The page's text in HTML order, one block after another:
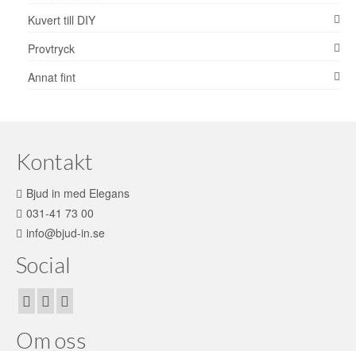
Kuvert till DIY
Provtryck
Annat fint
Kontakt
Bjud in med Elegans
031-41 73 00
info@bjud-in.se
Social
Om oss